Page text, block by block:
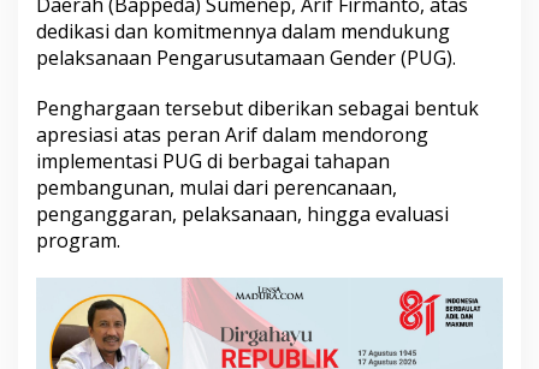
o
T
e
i
m
a
P
e
n
g
a
g
dedikasi dan komitmennya dalam mendukung
pelaksanaan Pengarusutamaan Gender (PUG).
Penghargaan tersebut diberikan sebagai bentuk
apresiasi atas peran Arif dalam mendorong
implementasi PUG di berbagai tahapan
pembangunan, mulai dari perencanaan,
penganggaran, pelaksanaan, hingga evaluasi
program.